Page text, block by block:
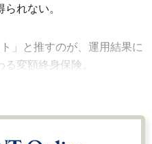
れない。
」と推すのが、運用結果に
変額終身保険。